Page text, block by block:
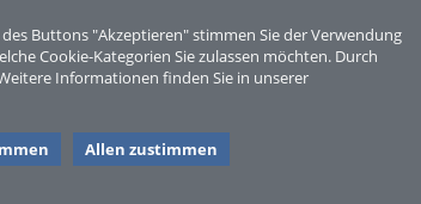
Buttons "Akzeptieren" stimmen Sie der Verwendung
Cookie-Kategorien Sie zulassen möchten. Durch
Informationen finden Sie in unserer
Allen zustimmen
Sperber